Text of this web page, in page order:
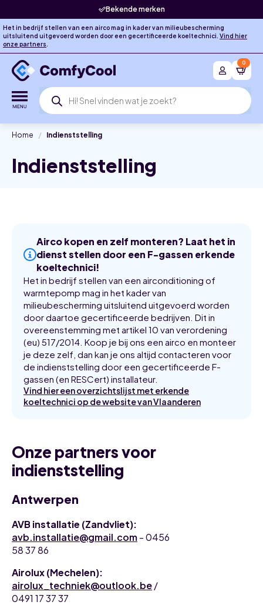
Bekende merken
Het in bedrijf stellen van een airco mag in kader van milieubescherming
uitsluitend uitgevoerd worden door een gecertificeerde koeltechnici. Vind hier
onze partners.
Producten
zoeken
0
Home Indienststelling
Indienststelling
Airco kopen en zelf monteren? Laat het in
dienst stellen door een F-gassen erkende
koeltechnici!
Het in bedrijf stellen van een airconditioning of
warmtepomp mag in het kader van
milieubescherming uitsluitend uitgevoerd worden
door daartoe gecertificeerde bedrijven. Dit in
overeenstemming met artikel 10 van verordening
(eu) 517/2014. Koop je bij ons een airco en monteer
je deze zelf, dan kan je ons altijd contacteren voor
de indienststelling door een gecertificeerde F-
gassen (en RESCert) installateur.
Vind hier een overzichtslijst met erkende
koeltechnici op de website van Vlaanderen
Onze partners voor
indienststelling
Antwerpen
AVB installatie (Zandvliet):
avb.installatie@gmail.com- 0456
58 37 86
Airolux (Mechelen):
airolux_techniek@outlook.be/
0491 17 37 37